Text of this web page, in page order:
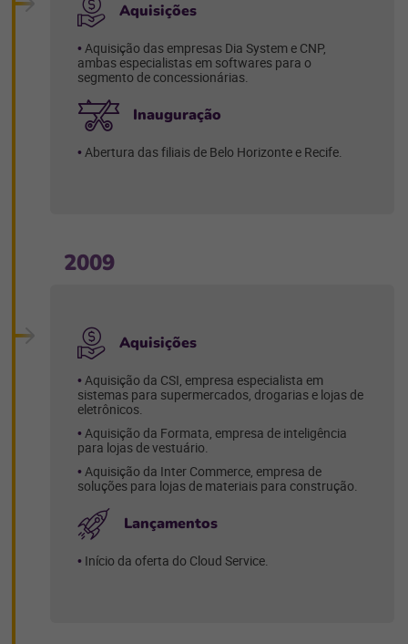
Aquisições
Aquisição das empresas Dia System e CNP,
ambas especialistas em softwares para o
segmento de concessionárias.
Inauguração
Abertura das filiais de Belo Horizonte e Recife.
2009
Aquisições
Aquisição da CSI, empresa especialista em
sistemas para supermercados, drogarias e lojas de
eletrônicos.
Aquisição da Formata, empresa de inteligência
para lojas de vestuário.
Aquisição da Inter Commerce, empresa de
soluções para lojas de materiais para construção.
Lançamentos
Início da oferta do Cloud Service.